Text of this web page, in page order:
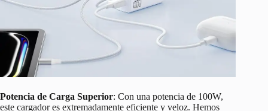
Potencia de Carga Superior: Con una potencia de 100W,
este cargador es extremadamente eficiente y veloz. Hemos